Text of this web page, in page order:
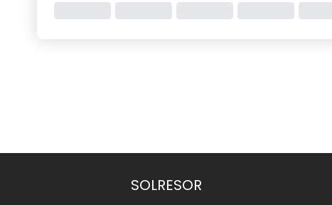
SOLRESOR